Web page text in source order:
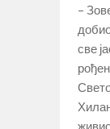
–
све